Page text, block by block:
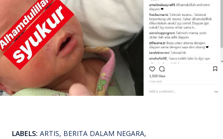
LABELS: ARTIS BERITA DALAM NEGARA